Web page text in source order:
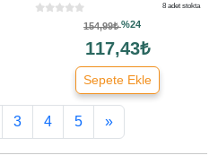
8 adet stokta
154,99₺%24
117,43₺
Sepete Ekle
3 4 5 »